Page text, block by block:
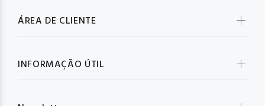
ÁREA DE CLIENTE
INFORMAÇÃO ÚTIL